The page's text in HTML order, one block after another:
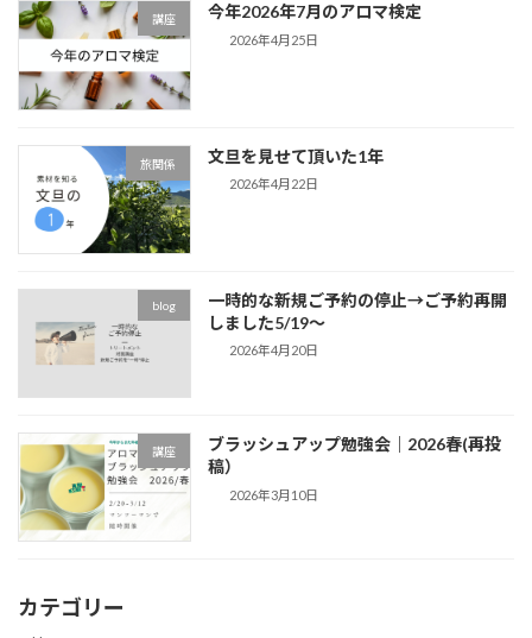
講座 今年2026年7月のアロマ検定
2026年4月25日
旅関係 文旦を見せて頂いた1年
2026年4月22日
blog
一時的な新規ご予約の停止→ご予約再開
しました5/19～
2026年4月20日
講座
ブラッシュアップ勉強会｜2026春(再投
稿）
2026年3月10日
カテゴリー